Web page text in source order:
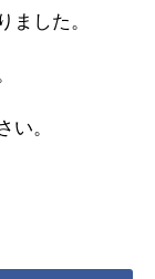
ました。
い。